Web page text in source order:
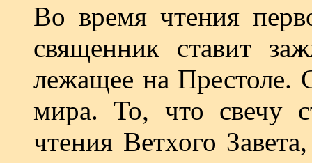
Во время чтения
священник ставит
лежащее на Престоле.
мира. То, что свечу
чтения Ветхого